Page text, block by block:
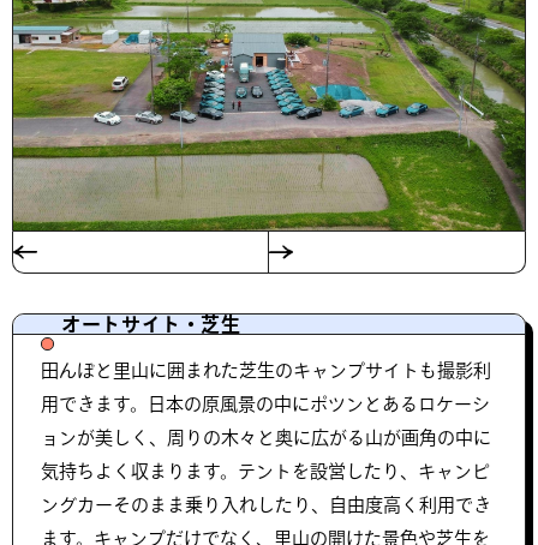
オートサイト・芝生
田んぼと里山に囲まれた芝生のキャンプサイトも撮影利
用できます。日本の原風景の中にポツンとあるロケーシ
ョンが美しく、周りの木々と奥に広がる山が画角の中に
気持ちよく収まります。テントを設営したり、キャンピ
ングカーそのまま乗り入れしたり、自由度高く利用でき
ます。キャンプだけでなく、里山の開けた景色や芝生を